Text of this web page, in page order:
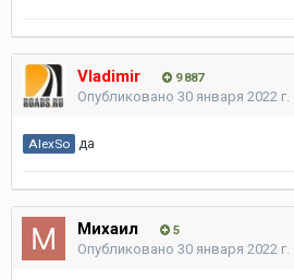
Vladimir 9 887
Опубликовано 30 января 2022 г.
AlexSo да
Михаил 5
Опубликовано 30 января 2022 г.